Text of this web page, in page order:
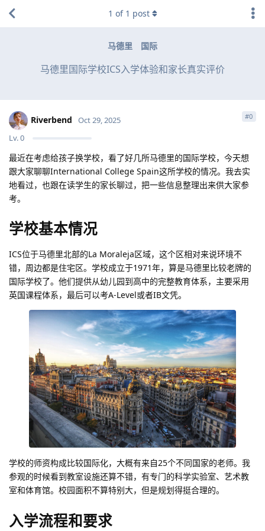
马德里 国际
马德里国际学校ICS入学体验和家长真实评价
1 of 1 post
Riverbend
Lv.0
Oct 29, 2025 #0
最近在考虑给孩子换学校，看了好几所马德里的国际学校，今天想
跟大家聊聊International College Spain这所学校的情况。我去实
地看过，也跟在读学生的家长聊过，把一些信息整理出来供大家参
考。
学校基本情况
ICS位于马德里北部的La Moraleja区域，这个区相对来说环境不
错，周边都是住宅区。学校成立于1971年，算是马德里比较老牌的
国际学校了。他们提供从幼儿园到高中的完整教育体系，主要采用
英国课程体系，最后可以考A-Level或者IB文凭。
学校的师资构成比较国际化，大概有来自25个不同国家的老师。我
参观的时候看到教室设施还算不错，有专门的科学实验室、艺术教
室和体育馆。校园面积不算特别大，但是规划得挺合理的。
入学流程和要求